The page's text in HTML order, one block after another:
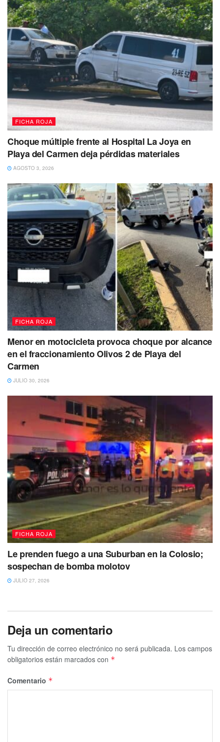
𝗲𝗻 𝗹𝗶𝗯𝗲𝗿𝘁𝗮𝗱 𝗰𝗼𝗻𝗱𝗶𝗰𝗶𝗼𝗻𝗮𝗹 𝗽𝗼𝗿 el delito de
𝗻𝗮𝗿𝗰𝗼𝗺𝗲𝗻𝘂𝗱𝗲𝗼, cabe hacer mención que el joven
𝗿𝗲𝗰𝗶𝗲𝗻𝘁𝗲𝗺𝗲𝗻𝘁𝗲 𝗵𝗮𝗯í𝗮 𝗲𝘀𝘁𝗮𝗱𝗼 𝘀𝘂𝗷𝗲𝘁𝗼 𝗮 𝘁𝗿𝗲𝘀
𝗽𝗿𝗼𝗰𝗲𝘀𝗼𝘀 𝗽𝗲𝗻𝗮𝗹𝗲𝘀 𝗽𝗼𝗿 𝗲𝗹 𝗺𝗶𝘀𝗺𝗼 𝗱𝗲𝗹𝗶𝘁𝗼 relacionado
con los narcóticos.
FICHA ROJA
Choque múltiple frente al Hospital La Joya en
Playa del Carmen deja pérdidas materiales
AGOSTO 3, 2026
FICHA ROJA
Menor en motocicleta provoca choque por alcance
en el fraccionamiento Olivos 2 de Playa del
Carmen
JULIO 30, 2026
FICHA ROJA
Le prenden fuego a una Suburban en la Colosio;
sospechan de bomba molotov
JULIO 27, 2026
Deja un comentario
Tu dirección de correo electrónico no será publicada. Los campos
obligatorios están marcados con *
Comentario *